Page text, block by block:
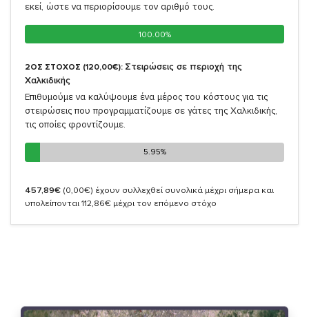
εκεί, ώστε να περιορίσουμε τον αριθμό τους.
100.00%
100.00%
2ΟΣ ΣΤΟΧΟΣ (120,00€): Στειρώσεις σε περιοχή της
Χαλκιδικής
Επιθυμούμε να καλύψουμε ένα μέρος του κόστους για τις
στειρώσεις που προγραμματίζουμε σε γάτες της Χαλκιδικής,
τις οποίες φροντίζουμε.
5.95%
5.95%
457,89€ (0,00€) έχουν συλλεχθεί συνολικά μέχρι σήμερα και
υπολείπονται 112,86€ μέχρι τον επόμενο στόχο